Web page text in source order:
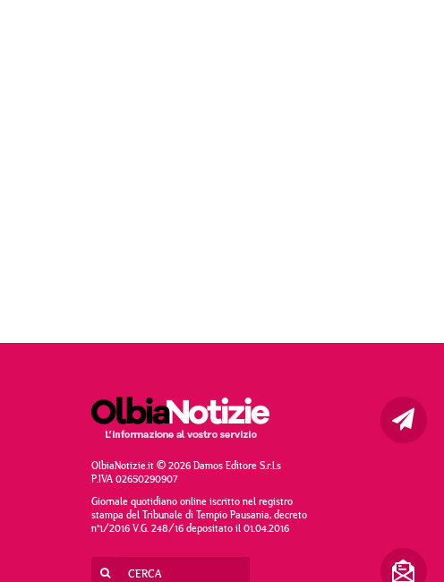
OlbiaNotizie.it © 2026 Damos Editore S.r.l.s
P.IVA 02650290907
Giornale quotidiano online iscritto nel registro
stampa del Tribunale di Tempio Pausania, decreto
n°1/2016 V.G. 248/16 depositato il 01.04.2016